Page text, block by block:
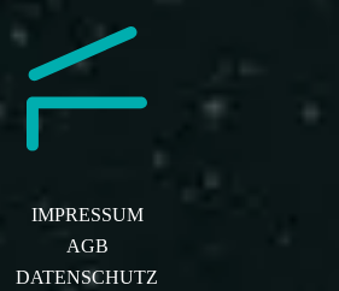
IMPRESSUM
AGB
DATENSCHUTZ